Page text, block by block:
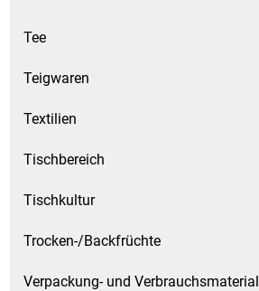
Tee
Teigwaren
Textilien
Tischbereich
Tischkultur
Trocken-/Backfrüchte
Verpackung- und Verbrauchsmaterial